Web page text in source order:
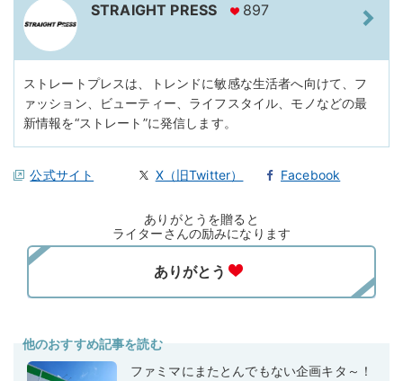
STRAIGHT PRESS 897
ストレートプレスは、トレンドに敏感な生活者へ向けて、フ
ァッション、ビューティー、ライフスタイル、モノなどの最
新情報を“ストレート”に発信します。
公式サイト X（旧Twitter） Facebook
ありがとうを贈ると
ライターさんの励みになります
他のおすすめ記事を読む
ファミマにまたとんでもない企画キタ～！